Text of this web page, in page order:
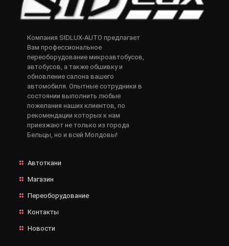
Компания SIDLUX-AUTO предлагает
Вам профессиональное
переоборудование микроавтобусов,
автобусов, а также обшивку и
обновление салона вашего
автомобиля. Опытные сотрудники в
состоянии выполнить любые
пожелания наших клиентов, по
рекомендации которых к нам
приезжают не только из города
Бельцы, но и всей Молдовы!
Автоткани
Магазин
Переоборудование
Контакты
Новости